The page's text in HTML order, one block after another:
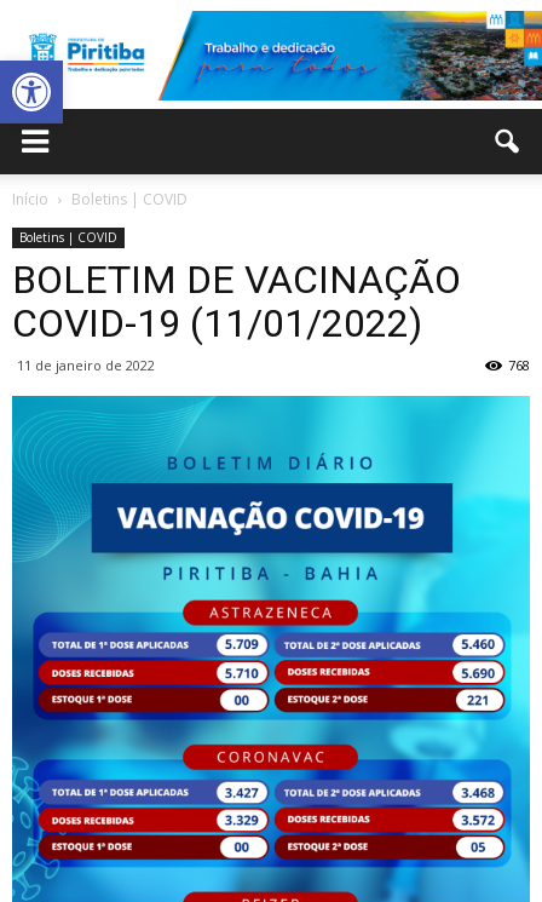
Abrir a barra de ferramentas
Municipal
Piritiba
Início Boletins | COVID
Boletins | COVID
BOLETIM DE VACINAÇÃO
COVID-19 (11/01/2022)
11 de janeiro de 2022 768